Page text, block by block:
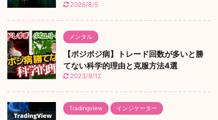
2026/8/5
メンタル
【ポジポジ病】トレード回数が多いと勝
てない科学的理由と克服方法4選
2023/9/12
Tradingview インジケーター